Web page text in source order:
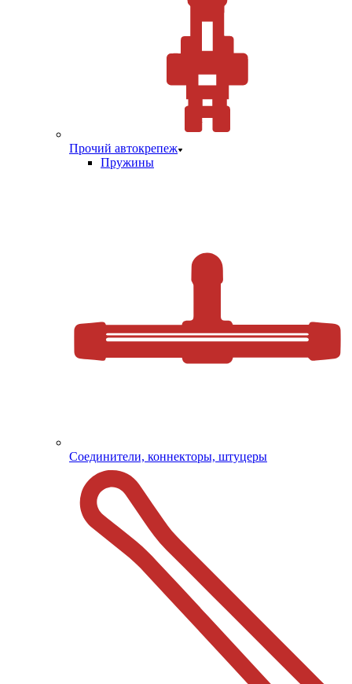
Прочий автокрепеж
Пружины
Соединители, коннекторы, штуцеры